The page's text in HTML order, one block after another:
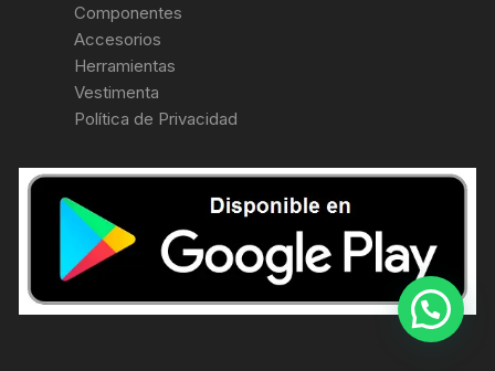
Componentes
Accesorios
Herramientas
Vestimenta
Política de Privacidad